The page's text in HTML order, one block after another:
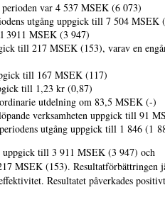
var 4 537 MSEK (6 073)
utgång uppgick till 7 504
3911 MSEK (3 947)
till 217 MSEK (153), varav en
till 167 MSEK (117)
till 1,23 kr (0,87)
utdelning om 83,5 MSEK (-)
verksamheten uppgick till 91
utgång uppgick till 1 846 (1
uppgick till 3 911 MSEK (3 947) och
MSEK (153). Resultatförbättringen
Resultatet påverkades